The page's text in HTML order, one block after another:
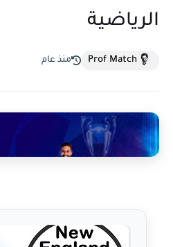
الرياضية
Prof Match منذ عام